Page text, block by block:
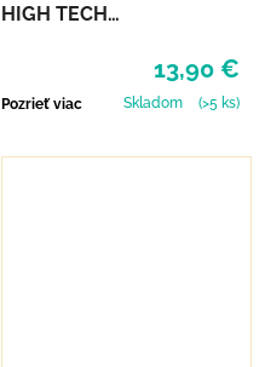
HIGH TECH
13,90 €
Pozrieť viac Skladom (>5 ks)